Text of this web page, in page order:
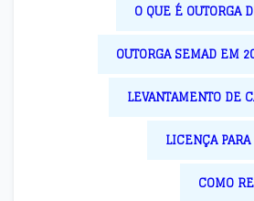
O QUE É OUTORGA
OUTORGA SEMAD EM
LEVANTAMENTO DE
LICENÇA
COMO